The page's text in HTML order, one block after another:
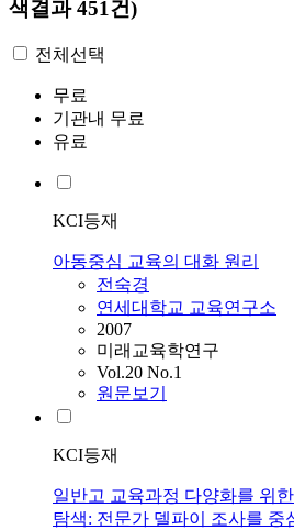
색결과 451건)
전체선택
무료
기관내 무료
유료
KCI등재
아동중심 교육의 대화 원리
전숙경
연세대학교 교육연구소
2007
미래교육학연구
Vol.20 No.1
원문보기
KCI등재
일반고 교육과정 다양화를 위
탐색: 전문가 델파이 조사를 중